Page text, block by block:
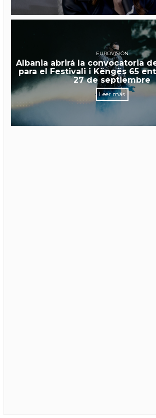
EUROVISIÓN
Albania abrirá la convocatoria
para el Festivali i Këngës 65
27 de septiembre
Leer más